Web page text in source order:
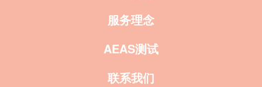
服务理念
AEAS测试
联系我们